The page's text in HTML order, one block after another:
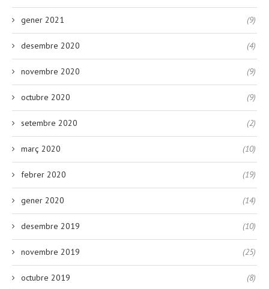
gener 2021 (9)
desembre 2020 (4)
novembre 2020 (9)
octubre 2020 (9)
setembre 2020 (2)
març 2020 (10)
febrer 2020 (19)
gener 2020 (14)
desembre 2019 (10)
novembre 2019 (25)
octubre 2019 (8)